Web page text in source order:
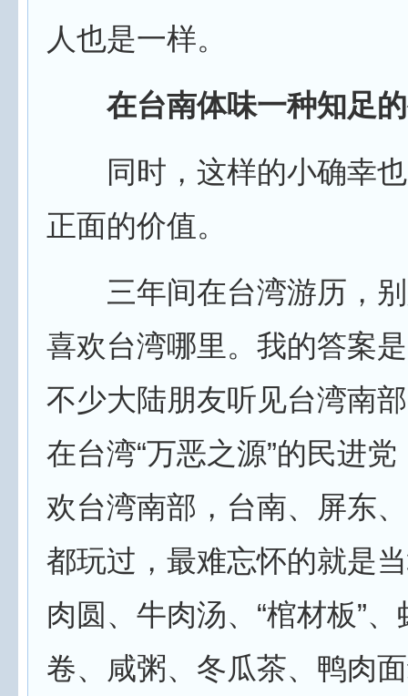
人也是一样。
在台南体味一种知足
同时，这样的小确幸也
正面的价值。
三年间在台湾游历，别
喜欢台湾哪里。我的答案
不少大陆朋友听见台湾南
在台湾“万恶之源”的民进
欢台湾南部，台南、屏东
都玩过，最难忘怀的就是
肉圆、牛肉汤、“棺材板”
卷、咸粥、冬瓜茶、鸭肉